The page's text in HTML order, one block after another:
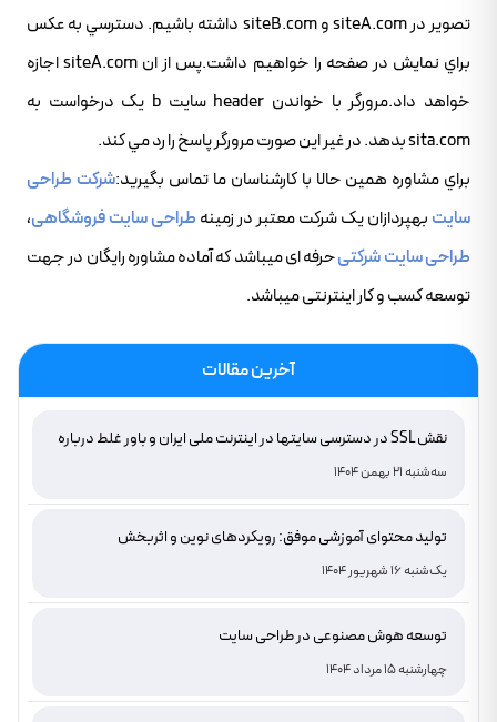
تصوير در siteA.com و siteB.com داشته باشيم. دسترسي به عکس
براي نمايش در صفحه را خواهيم داشت.پس از ان siteA.com اجازه
خواهد داد.مرورگر با خواندن header سايت b يک درخواست به
sita.com بدهد. در غير اين صورت مرورگر پاسخ را رد مي کند.
براي مشاوره همين حالا با کارشناسان ما تماس بگيريد:شرکت طراحی
سایت بهپردازان یک شرکت معتبر در زمینه طراحی سایت فروشگاهی،
طراحی سایت شرکتیحرفه ای میباشد که آماده مشاوره رایگان در جهت
توسعه کسب و کار اینترنتی میباشد.
آخرین مقالات
نقش SSL در دسترسی سایتها در اینترنت ملی ایران و باور غلط درباره
سه‌شنبه 21 بهمن 1404
تولید محتوای آموزشی موفق: رویکردهای نوین و اثربخش
یک‌شنبه 16 شهریور 1404
توسعه هوش مصنوعی در طراحی سایت
چهارشنبه 15 مرداد 1404